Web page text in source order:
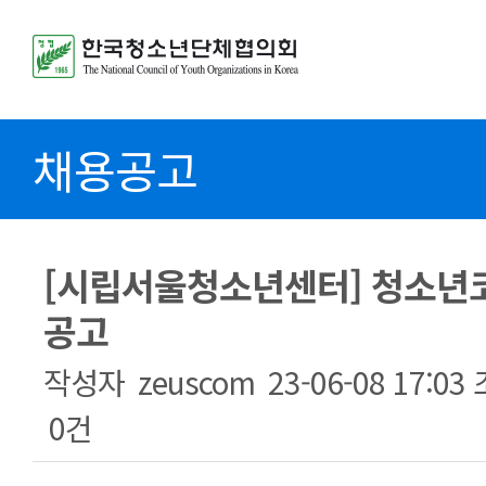
채용공고
[시립서울청소년센터] 청소년
공고
작성자 zeuscom 23-06-08 17:03
0건